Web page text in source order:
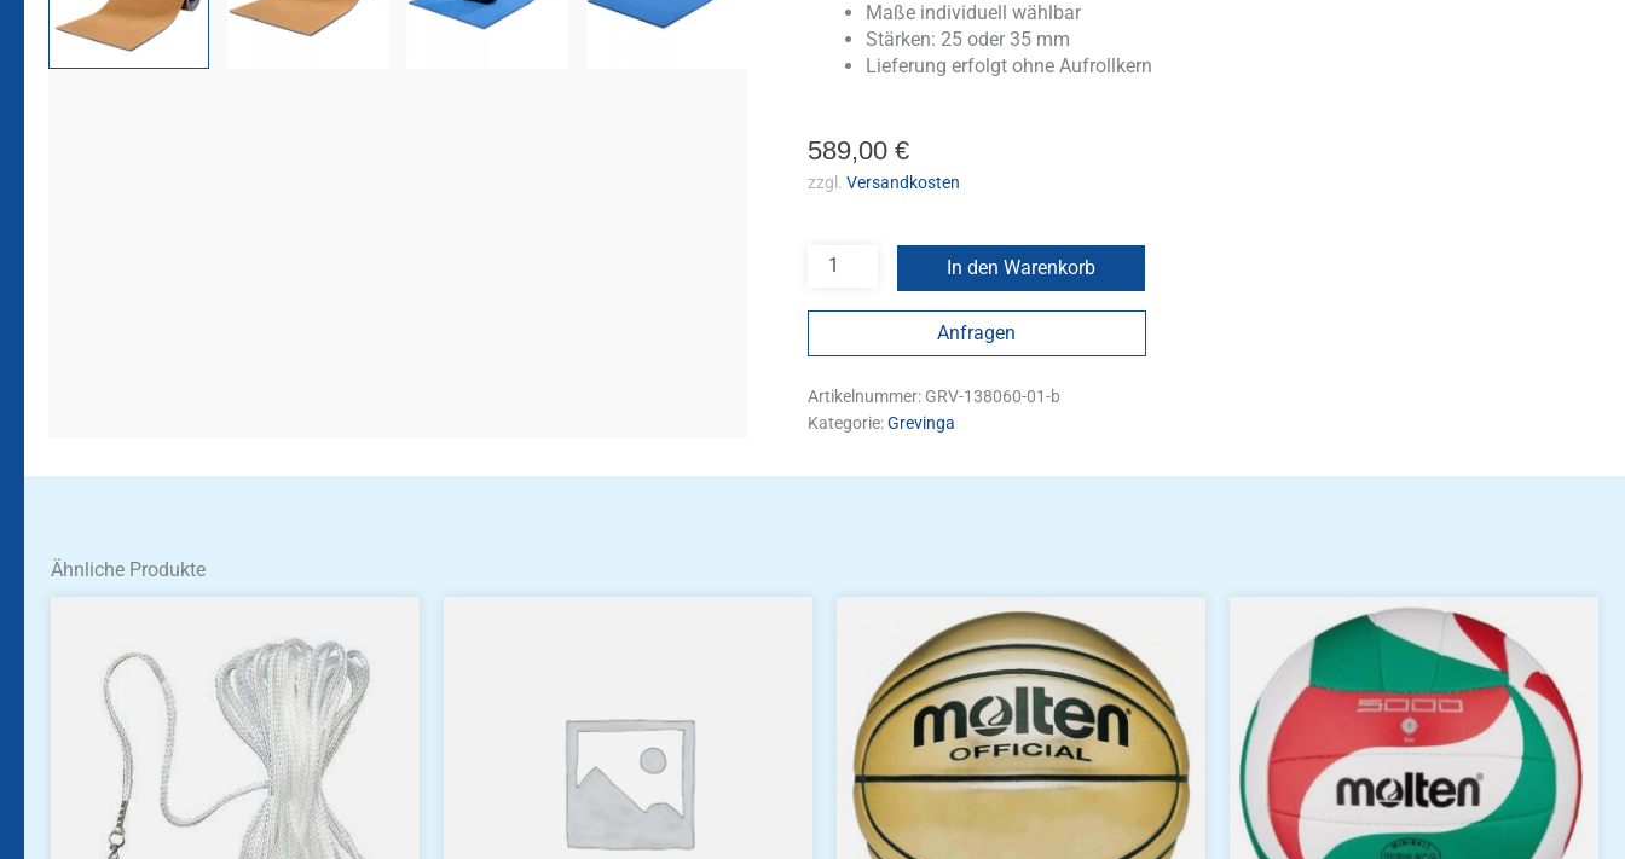
Maße individuell wählbar
Stärken: 25 oder 35 mm
Lieferung erfolgt ohne Aufrollkern
589,00 €
zzgl. Versandkosten
In den Warenkorb
Anfragen
Artikelnummer: GRV-138060-01-b
Kategorie:Grevinga
Ähnliche Produkte